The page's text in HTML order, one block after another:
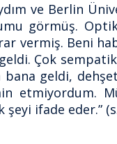
ve Berlin
görmüş.
vermiş. Beni
Çok
geldi,
etmiyordum.
ifade eder.”